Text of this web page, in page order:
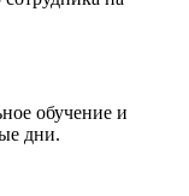
обучение и
дни.